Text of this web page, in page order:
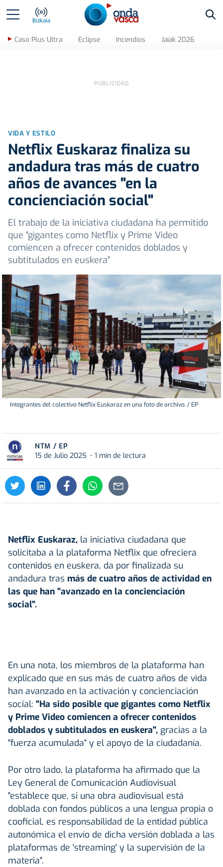
Bizkaia
Caso Plus Ultra Eclipse Incendios Jaiak 2026
VIDA Y ESTILO
Netflix Euskaraz finaliza su
andadura tras más de cuatro
años de avances "en la
concienciación social"
El trabajo de la iniciativa ciudadana ha permitido
que "gigantes como Netflix y Prime Video
comiencen a ofrecer contenidos doblados y
subtitulados en euskera"
Integrantes del colectivo Netflix Euskaraz en una foto de archivo. / EP
NTM / EP
15 de Julio 2025
1 min de lectura
Netflix Euskaraz, la iniciativa ciudadana que
solicitaba a la plataforma Netflix que ofreciera
contenidos en euskera, da por finalizada su
andadura tras más de cuatro años de actividad en
las que han "avanzado en la concienciación
social".
En una nota, los miembros de la plataforma han
explicado que en sus más de cuatro años de vida
han avanzado en la activación y concienciación
social: "Ha sido posible que gigantes como Netflix
y Prime Video comiencen a ofrecer contenidos
doblados y subtitulados en euskera", gracias a la
"fuerza acumulada" y el apoyo de la ciudadanía.
Por otro lado, la plataforma ha afirmado que la
Ley General de Comunicación Audiovisual
"establece que, si una obra audiovisual está
doblada con fondos públicos a una lengua propia o
cooficial, es responsabilidad de la entidad pública
autonómica el envío de dicha versión doblada a las
plataformas de 'streaming' y la supervisión de la
materia".